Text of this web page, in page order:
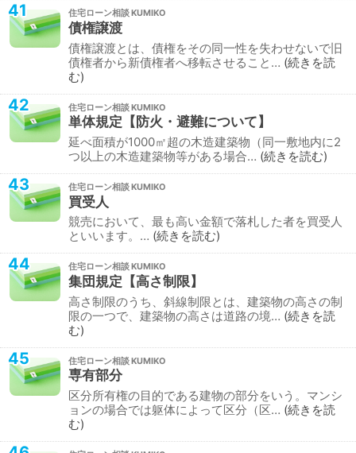
41 住宅ローン相談
債権譲渡
債権譲渡とは、債権をその同一性を失わせないで旧
債権者から新債権者へ移転させること… 続きを読
む
42 住宅ローン相談
単体規定【防火・避難について】
延べ面積が1000㎡超の木造建築物（同一敷地内に2
つ以上の木造建築物等がある場合… 続きを読む
43 住宅ローン相談
買受人
競売において、最も高い金額で落札した者を買受人
といいます。… 続きを読む
44 住宅ローン相談
集団規定【高さ制限】
高さ制限のうち、斜線制限とは、建築物の高さの制
限の一つで、建築物の高さは道路の境… 続きを読
む
45 住宅ローン相談
専有部分
区分所有権の目的である建物の部分をいう。マンシ
ョンの場合では躯体によって区分（区… 続きを読
む